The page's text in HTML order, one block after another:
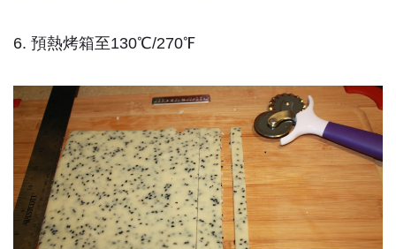
6. 預熱烤箱至130℃/270℉